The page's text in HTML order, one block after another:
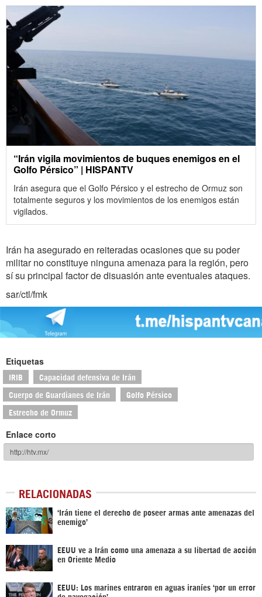
“Irán vigila movimientos de buques enemigos en el
Golfo Pérsico” | HISPANTV
Irán asegura que el Golfo Pérsico y el estrecho de Ormuz son
totalmente seguros y los movimientos de los enemigos están
vigilados.
Irán ha asegurado en reiteradas ocasiones que su poder
militar no constituye ninguna amenaza para la región, pero
sí su principal factor de disuasión ante eventuales ataques.
sar/ctl/fmk
Etiquetas
IRIB Capacidad defensiva de Irán
Cuerpo de Guardianes de Irán Golfo Pérsico
Estrecho de Ormuz
Enlace corto
RELACIONADAS
‘Irán tiene el derecho de poseer armas ante amenazas del
enemigo’
EEUU ve a Irán como una amenaza a su libertad de acción
en Oriente Medio
EEUU: Los marines entraron en aguas iraníes ‘por un error
de navegación’